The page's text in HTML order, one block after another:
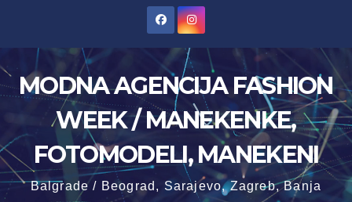
content
MODNA AGENCIJA FASHION
WEEK / MANEKENKE,
FOTOMODELI, MANEKENI
Balgrade / Beograd, Sarajevo, Zagreb, Banja